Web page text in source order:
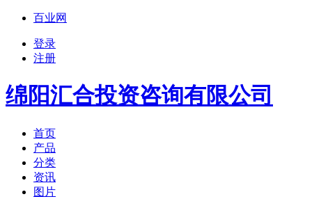
百业网
登录
注册
绵阳汇合投资咨询有限公司
首页
产品
分类
资讯
图片